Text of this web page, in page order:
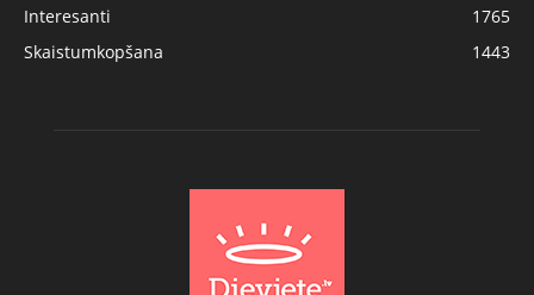
Interesanti
1765
Skaistumkopšana
1443